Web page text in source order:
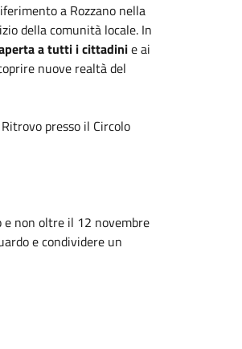
a Rozzano nella
della comunità locale. In
a tutti i cittadinie ai
nuove realtà del
presso il Circolo
non oltre il 12 novembre
e condividere un